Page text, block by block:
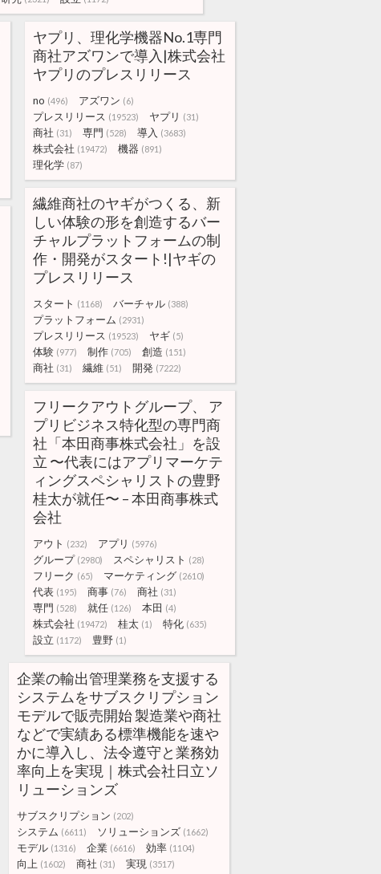
ヤプリ、理化学機器No.1専門
商社アズワンで導入|株式会社
ヤプリのプレスリリース
no (496) アズワン (6)
プレスリリース (19523) ヤプリ (31)
商社 (31) 専門 (528) 導入 (3683)
株式会社 (19472) 機器 (891)
理化学 (87)
繊維商社のヤギがつくる、新
しい体験の形を創造するバー
チャルプラットフォームの制
作・開発がスタート!|ヤギの
プレスリリース
スタート (1168) バーチャル (388)
プラットフォーム (2931)
プレスリリース (19523) ヤギ (5)
体験 (977) 制作 (705) 創造 (151)
商社 (31) 繊維 (51) 開発 (7222)
フリークアウトグループ、 ア
プリビジネス特化型の専門商
社「本田商事株式会社」を設
立 〜代表にはアプリマーケテ
ィングスペシャリストの豊野
桂太が就任〜 – 本田商事株式
会社
アウト (232) アプリ (5976)
グループ (2980) スペシャリスト (28)
フリーク (65) マーケティング (2610)
代表 (195) 商事 (76) 商社 (31)
専門 (528) 就任 (126) 本田 (4)
株式会社 (19472) 桂太 (1) 特化 (635)
設立 (1172) 豊野 (1)
企業の輸出管理業務を支援する
システムをサブスクリプション
モデルで販売開始 製造業や商社
などで実績ある標準機能を速や
かに導入し、法令遵守と業務効
率向上を実現｜株式会社日立ソ
リューションズ
サブスクリプション (202)
システム (6611) ソリューションズ (1662)
モデル (1316) 企業 (6616) 効率 (1104)
向上 (1602) 商社 (31) 実現 (3517)